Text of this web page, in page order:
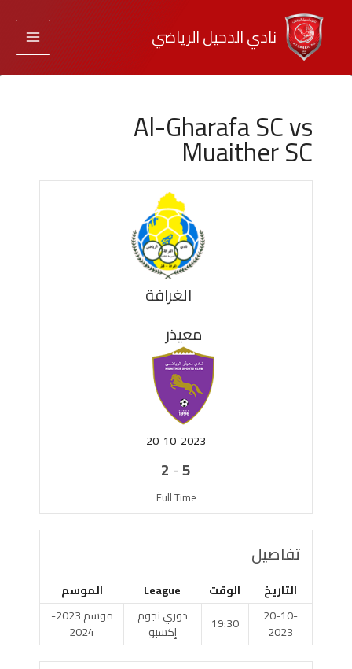
نادي الدحيل الرياضي
Al-Gharafa SC vs
Muaither SC
الغرافة
معيذر
20-10-2023
5
-
2
Full Time
تفاصيل
التاريخ الوقت League
الموسم
20-10-
2023
19:30
دوري نجوم
إكسبو
موسم 2023-
2024